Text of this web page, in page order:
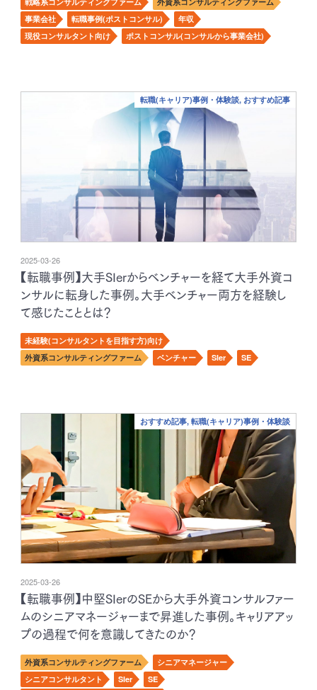
事業会社
転職事例(ポストコンサル)
年収
現役コンサルタント向け
ポストコンサル(コンサルから事業会社)
転職(キャリア)事例・体験談, おすすめ記事
2025-03-26
【転職事例】大手SIerからベンチャーを経て大手外資コ
ンサルに転身した事例。大手ベンチャー両方を経験し
て感じたこととは？
未経験(コンサルタントを目指す方)向け
外資系コンサルティングファーム
ベンチャー SIer SE
おすすめ記事, 転職(キャリア)事例・体験談
2025-03-26
【転職事例】中堅SIerのSEから大手外資コンサルファー
ムのシニアマネージャーまで昇進した事例。キャリアアッ
プの過程で何を意識してきたのか？
外資系コンサルティングファーム
シニアマネージャー
シニアコンサルタント
SIer
SE